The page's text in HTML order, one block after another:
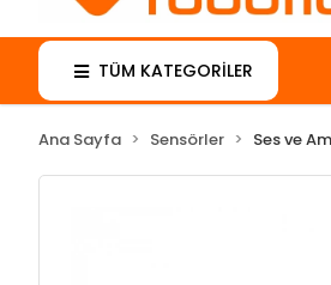
TÜM KATEGORİLER
Ana Sayfa Sensörler Ses ve